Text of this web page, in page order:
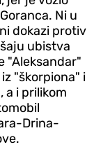
Ni u
dokazi protiv
ubistva
"Aleksandar"
"škorpiona" i
a i prilikom
Drina-